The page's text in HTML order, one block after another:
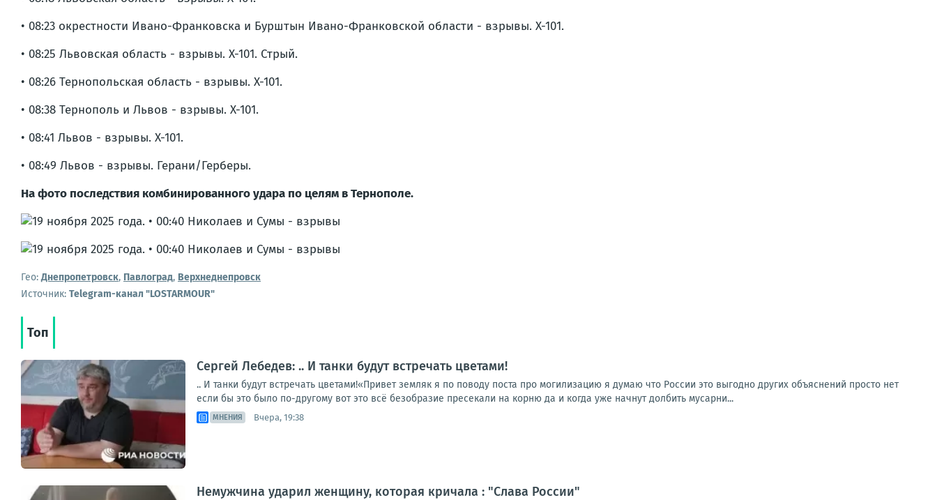
• 08:23 окрестности Ивано-Франковска и Бурштын Ивано-Франковской области - взрывы. Х-101.
• 08:25 Львовская область - взрывы. Х-101. Стрый.
• 08:26 Тернопольская область - взрывы. Х-101.
• 08:38 Тернополь и Львов - взрывы. Х-101.
• 08:41 Львов - взрывы. Х-101.
• 08:49 Львов - взрывы. Герани/Герберы.
На фото последствия комбинированного удара по целям в Тернополе.
Гео:Днепропетровск, Павлоград, Верхнеднепровск
Источник: Telegram-канал "LOSTARMOUR"
Топ
Сергей Лебедев: .. И танки будут встречать цветами!
.. И танки будут встречать цветами!«Привет земляк я по поводу поста про могилизацию я думаю что России это выгодно других объяснений просто нет
если бы это было по-другому вот это всё безобразие пресекали на корню да и когда уже начнут долбить мусарни...
МНЕНИЯ Вчера, 19:38
Немужчина ударил женщину, которая кричала : "Слава России"